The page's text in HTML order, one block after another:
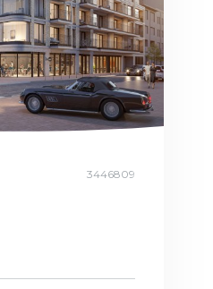
3446809